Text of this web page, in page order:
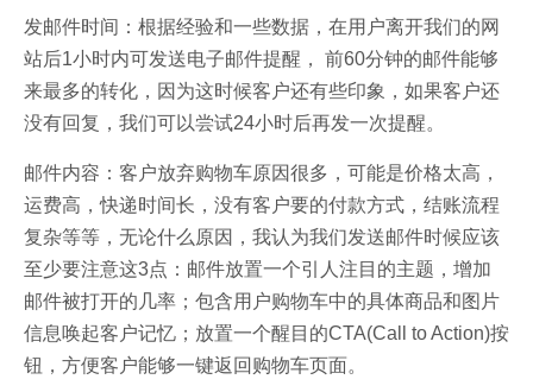
发邮件时间：根据经验和一些数据，在用户离开我们的网
站后1小时内可发送电子邮件提醒， 前60分钟的邮件能够
来最多的转化，因为这时候客户还有些印象，如果客户还
没有回复，我们可以尝试24小时后再发一次提醒。
邮件内容：客户放弃购物车原因很多，可能是价格太高，
运费高，快递时间长，没有客户要的付款方式，结账流程
复杂等等，无论什么原因，我认为我们发送邮件时候应该
至少要注意这3点：邮件放置一个引人注目的主题，增加
邮件被打开的几率；包含用户购物车中的具体商品和图片
信息唤起客户记忆；放置一个醒目的CTA(Call to Action)按
钮，方便客户能够一键返回购物车页面。